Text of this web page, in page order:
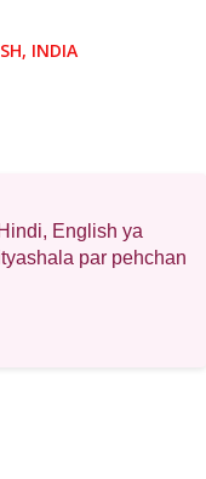
INDIA
English ya
par pehchan